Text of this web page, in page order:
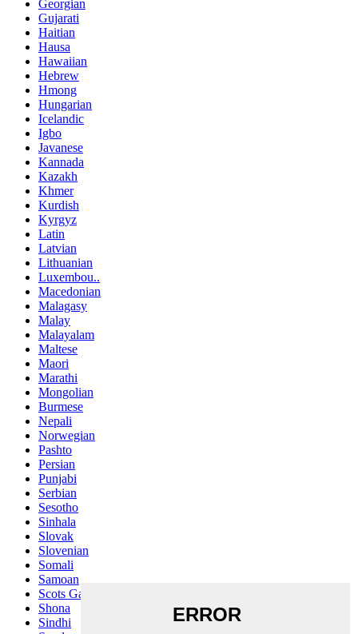
Georgian
Gujarati
Haitian
Hausa
Hawaiian
Hebrew
Hmong
Hungarian
Icelandic
Igbo
Javanese
Kannada
Kazakh
Khmer
Kurdish
Kyrgyz
Latin
Latvian
Lithuanian
Luxembou..
Macedonian
Malagasy
Malay
Malayalam
Maltese
Maori
Marathi
Mongolian
Burmese
Nepali
Norwegian
Pashto
Persian
Punjabi
Serbian
Sesotho
Sinhala
Slovak
Slovenian
Somali
Samoan
Scots Gaelic
Shona
Sindhi